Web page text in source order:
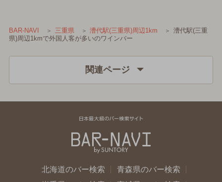
BAR-NAVI 三重県 漕代駅(三重県)周辺1km
漕代駅(三重
県)周辺1kmで外国人客が多いのワインバー
関連ページ
北海道のバー検索
青森県のバー検索